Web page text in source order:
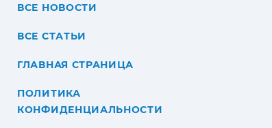
ВСЕ НОВОСТИ
ВСЕ СТАТЬИ
ГЛАВНАЯ СТРАНИЦА
ПОЛИТИКА
КОНФИДЕНЦИАЛЬНОСТИ